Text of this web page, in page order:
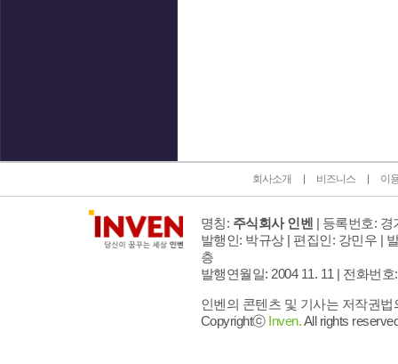
회사소개 비즈니스 이
명칭: 주식회사 인벤 | 등록번호: 경
발행인: 박규상 | 편집인: 강민우 |
층
발행연월일: 2004 11. 11 | 전화번호
인벤의 콘텐츠 및 기사는 저작권
Copyrightⓒ Inven.All rights